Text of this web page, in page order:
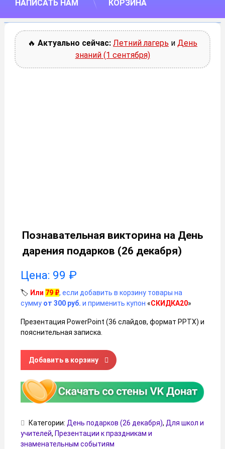
НАПИСАТЬ НАМ КОРЗИНА
🔥 Актуально сейчас: Летний лагерь и День
знаний (1 сентября)
Познавательная викторина на День
дарения подарков (26 декабря)
Цена: 99 ₽
🏷️ Или 79 ₽, если добавить в корзину товары на
сумму от 300 руб. и применить купон «СКИДКА20»
Презентация PowerPoint (36 слайдов, формат PPTX) и
пояснительная записка.
Количество товара Познавательная викторина на День
Добавить в корзину
Категории: День подарков (26 декабря), Для школ и
учителей, Презентации к праздникам и
знаменательным событиям